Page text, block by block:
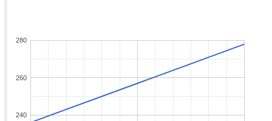
240
260
280